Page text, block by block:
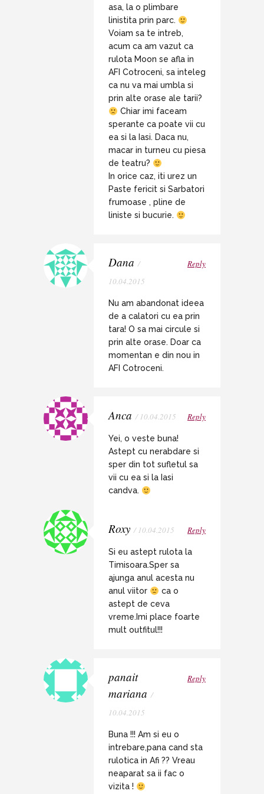
asa, la o plimbare
linistita prin parc.
Voiam sa te intreb,
acum ca am vazut ca
rulota Moon se afla in
AFI Cotroceni, sa inteleg
ca nu va mai umbla si
prin alte orase ale tarii?
Chiar imi faceam
sperante ca poate vii cu
ea si la Iasi. Daca nu,
macar in turneu cu piesa
de teatru?
In orice caz, iti urez un
Paste fericit si Sarbatori
frumoase , pline de
liniste si bucurie.
Dana /
10.04.2015
Reply
Nu am abandonat ideea
de a calatori cu ea prin
tara! O sa mai circule si
prin alte orase. Doar ca
momentan e din nou in
AFI Cotroceni.
Anca / 10.04.2015 Reply
Yei, o veste buna!
Astept cu nerabdare si
sper din tot sufletul sa
vii cu ea si la Iasi
candva.
Roxy / 10.04.2015 Reply
Si eu astept rulota la
Timisoara.Sper sa
ajunga anul acesta nu
anul viitor
ca o
astept de ceva
vreme.Imi place foarte
mult outfitul!!!
panait
mariana /
10.04.2015
Reply
Buna !!! Am si eu o
intrebare,pana cand sta
rulotica in Afi ?? Vreau
neaparat sa ii fac o
vizita !